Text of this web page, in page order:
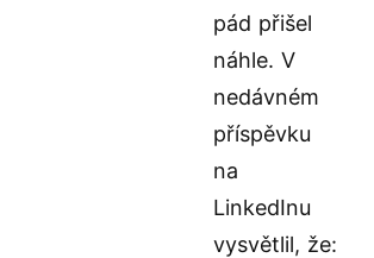
pád přišel
náhle. V
nedávném
příspěvku
na
LinkedInu
vysvětlil, že: